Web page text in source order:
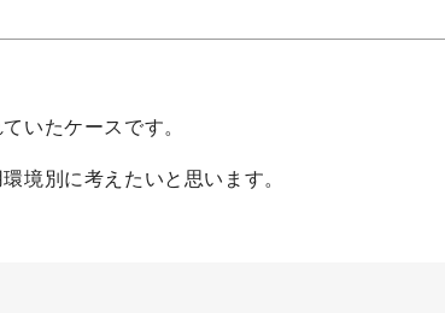
いたケースです。
境別に考えたいと思います。